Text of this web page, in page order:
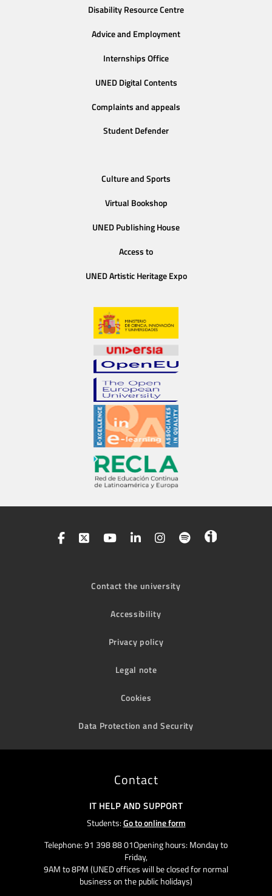
Disability Resource Centre
Advice and Employment
Internships Office
UNED Digital Contents
Complaints and appeals
Student Defender
Culture and Sports
Virtual Bookshop
UNED Publishing House
Access to
UNED Artistic Heritage Expo
Contact the university
Accessibility
Privacy policy
Legal note
Cookies
Data Protection and Security
Contact
IT HELP AND SUPPORT
Students:Go to online form
Telephone: 91 398 88 01Opening hours: Monday to
Friday,
9AM to 8PM (UNED offices will be closed for normal
business on the public holidays)